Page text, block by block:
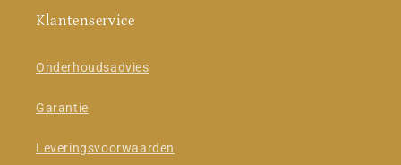
Klantenservice
Onderhoudsadvies
Garantie
Leveringsvoorwaarden